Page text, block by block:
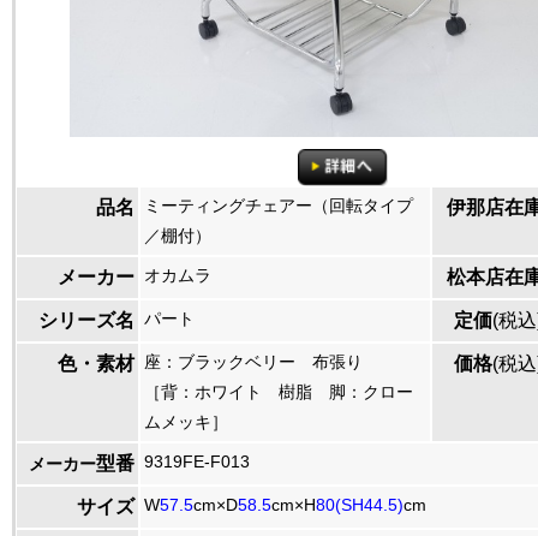
品名
ミーティングチェアー（回転タイプ
／棚付）
伊那店在
メーカー オカムラ 松本店在
シリーズ名 パート 定価(税
色・素材 座：ブラックベリー 布張り
［背：ホワイト 樹脂 脚：クロー
ムメッキ］
価格(税
メーカー型番 9319FE-F013
サイズ W57.5cm×D58.5cm×H80(SH44.5)cm